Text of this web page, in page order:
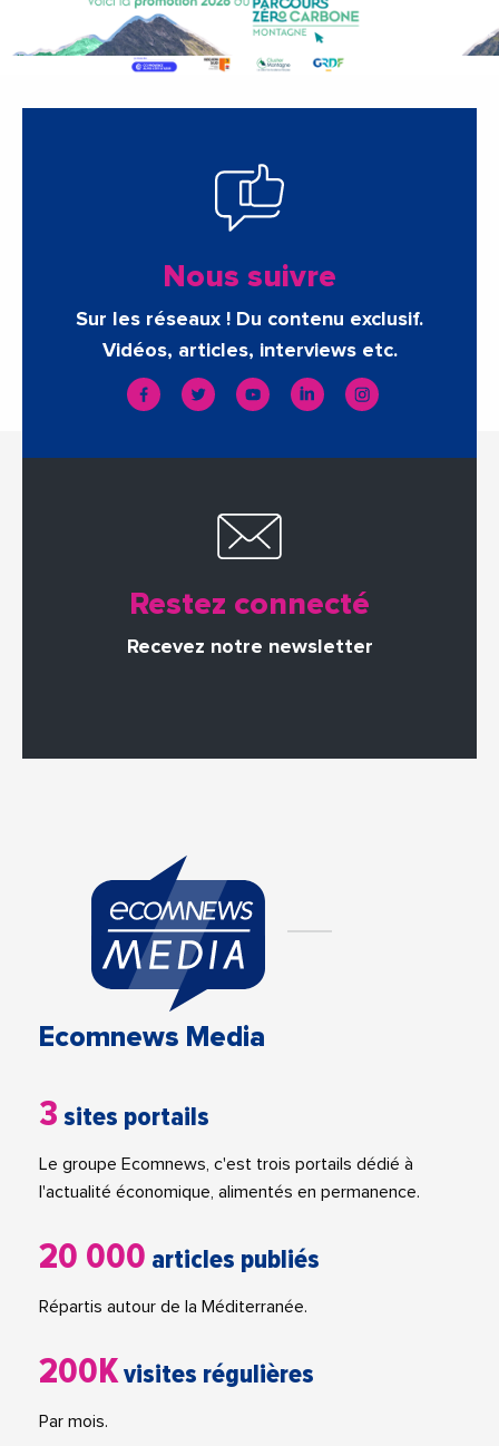
Nous suivre
Sur les réseaux ! Du contenu exclusif.
Vidéos, articles, interviews etc.
Restez connecté
Recevez notre newsletter
Ecomnews Media
3 sites portails
Le groupe Ecomnews, c'est trois portails dédié à
l'actualité économique, alimentés en permanence.
20 000 articles publiés
Répartis autour de la Méditerranée.
200Kvisites régulières
Par mois.